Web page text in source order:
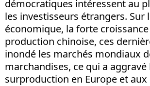
démocratiques intéressent au
les investisseurs étrangers. Sur
économique, la forte
production chinoise, ces
inondé les marchés mondiaux
marchandises, ce qui a aggravé
surproduction en Europe et aux